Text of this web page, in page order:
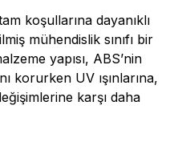
koşullarına dayanıklı
mühendislik sınıfı bir
yapısı, ABS’nin
korurken UV ışınlarına,
karşı daha